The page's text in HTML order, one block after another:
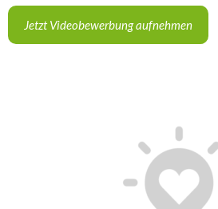
Jetzt Videobewerbung aufnehmen